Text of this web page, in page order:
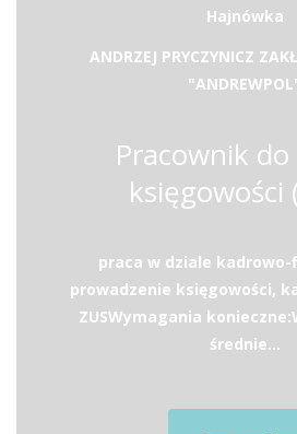
Hajnówka
ANDRZEJ PRYCZYNICZ
Pracownik
księgowości
praca w dziale
prowadzenie księgowości,
ZUSWymagania
średnie...